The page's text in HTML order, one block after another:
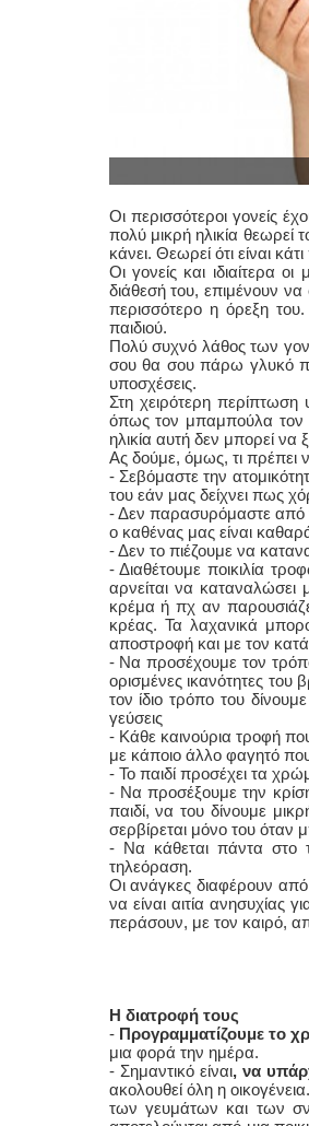
Οι περισσότεροι γονείς
πολύ μικρή ηλικία θεωρεί
κάνει. Θεωρεί ότι είναι
Οι γονείς και ιδιαίτερα
διάθεσή του, επιμένουν
περισσότερο η όρεξη
παιδιού.
Πολύ συχνό λάθος των
σου θα σου πάρω γλυκό
υποσχέσεις.
Στη χειρότερη
όπως τον μπαμπούλα τον
ηλικία αυτή δεν μπορεί να
Ας δούμε, όμως, τι πρέπει
- Σεβόμαστε την
του εάν μας δείχνει πως
- Δεν παρασυρόμαστε από
ο καθένας μας είναι
- Δεν το πιέζουμε να
- Διαθέτουμε ποικιλία
αρνείται να
κρέμα ή πχ αν
κρέας. Τα λαχανικά
αποστροφή και με τον
- Να προσέχουμε τον
ορισμένες ικανότητες
τον ίδιο τρόπο του
γεύσεις
- Κάθε καινούρια τροφή
με κάποιο άλλο φαγητό που
- Το παιδί προσέχει τα
- Να προσέξουμε την
παιδί, να του δίνουμε
σερβίρεται μόνο του όταν
- Να κάθεται πάντα στο
τηλεόραση.
Οι ανάγκες διαφέρουν από
να είναι αιτία ανησυχίας
περάσουν, με τον καιρό,
Η διατροφή τους
- Προγραμματίζουμε το
μια φορά την ημέρα.
- Σημαντικό είναι, να
ακολουθεί όλη η
των γευμάτων και των